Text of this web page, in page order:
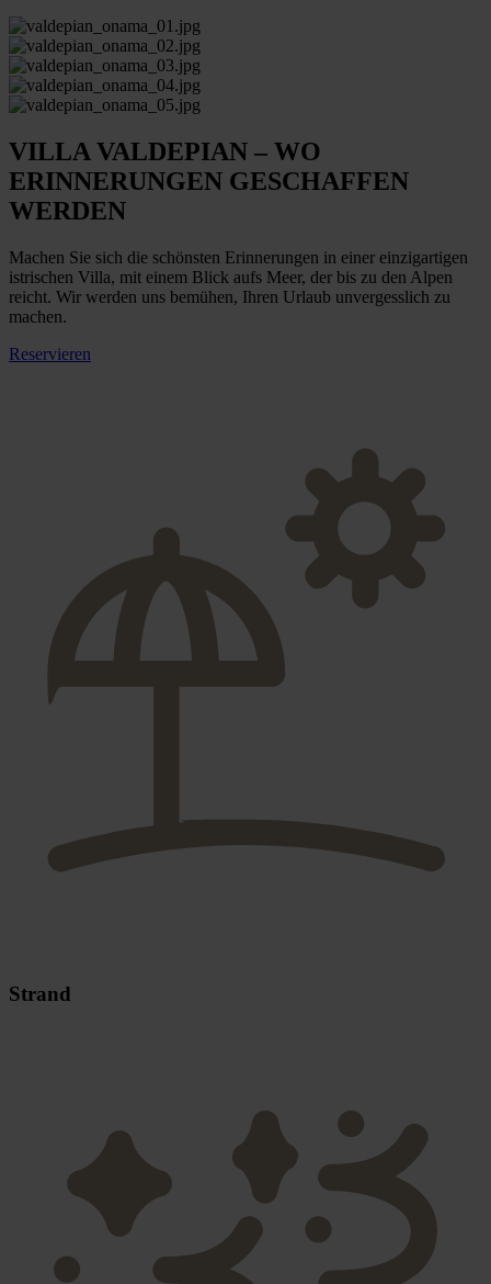
VILLA VALDEPIAN – WO
ERINNERUNGEN GESCHAFFEN
WERDEN
Machen Sie sich die schönsten Erinnerungen in einer einzigartigen
istrischen Villa, mit einem Blick aufs Meer, der bis zu den Alpen
reicht. Wir werden uns bemühen, Ihren Urlaub unvergesslich zu
machen.
Reservieren
Strand